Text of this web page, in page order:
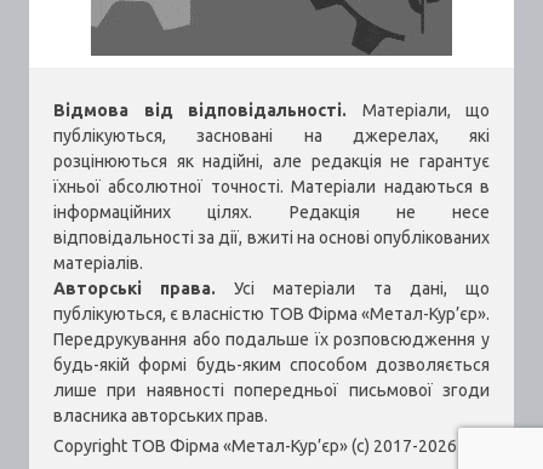
Відмова від відповідальності. Матеріали, що
публікуються, засновані на джерелах, які
розцінюються як надійні, але редакція не гарантує
їхньої абсолютної точності. Матеріали надаються в
інформаційних цілях. Редакція не несе
відповідальності за дії, вжиті на основі опублікованих
матеріалів.
Авторські права. Усі матеріали та дані, що
публікуються, є власністю ТОВ Фірма «Метал-Кур’єр».
Передрукування або подальше їх розповсюдження у
будь-якій формі будь-яким способом дозволяється
лише при наявності попередньої письмової згоди
власника авторських прав.
Copyright ТОВ Фірма «Метал-Кур’єр» (c) 2017-2026